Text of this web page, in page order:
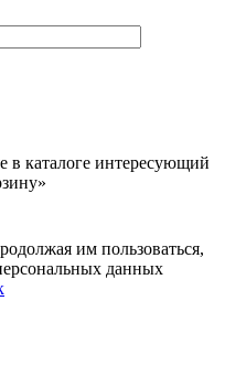
в каталоге интересующий
им пользоваться,
данных